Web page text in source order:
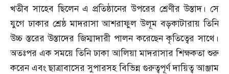
খতীব সাহেব ছিলেন এ প্রতিষ্ঠানের উপরের শ্রেণীর উস্তাদ। সে
যুগে ঢাকার শ্রেষ্ঠ মাদরাসা আশরাফুল উলূম বড়কাটারায় তিনি
উচ্চ স্তরের উস্তাদের জিম্মাদারী পালন করেছেন কৃতিত্বের সাথে।
অতঃপর এক সময়ে তিনি ঢাকা আলিয়া মাদরাসার শিক্ষকতা শুরু
করেন এবং ছাত্রাবাসের সুপারসহ বিভিন্ন গুরুত্বপূর্ণ দায়িত্ব আঞ্জাম